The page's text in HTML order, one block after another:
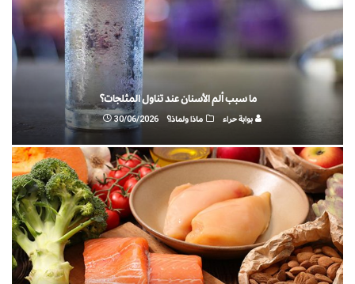
ما سبب ألم الأسنان عند تناول المثلجات؟
بوابة حراء ماذا ولماذا؟ 30/06/2026